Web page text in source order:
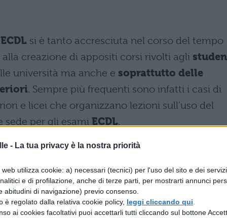
- La tua privacy è la nostra priorità
utilizza cookie: a) necessari (tecnici) per l'uso del sito e dei
e di profilazione, anche di terze parti, per mostrarti annunci
abitudini di navigazione) previo consenso.
è regolato dalla relativa cookie policy, leggi cliccando qui
ai cookies facoltativi puoi accettarli tutti cliccando sul bottone
ECDL si è tanto accresciuta nel corso del tempo
alla creazione di appositi corsi rivolti agli
università ma anche e soprattutto delle
. Sempre più frequenti sono infatti i casi di
e licei che organizzano lezioni sull’uso del
sede per gli esami ECDL.
Licencesi distingue in tre livelli, ciascuno dei
padronanza, conoscenza e dimestichezza del
Si tratta dei livelliCore, Advanced e
studenti delle scuole medie superiori sono
tratta di una certificazione di base, che